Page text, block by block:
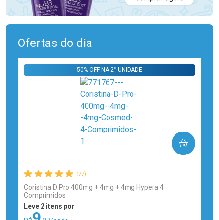
Ofertas do dia
(77)
Coristina D Pro 400mg + 4mg + 4mg Hypera 4
Comprimidos
50% OFF NA 2° UNIDADE
Leve 2 itens por
COMPRAR